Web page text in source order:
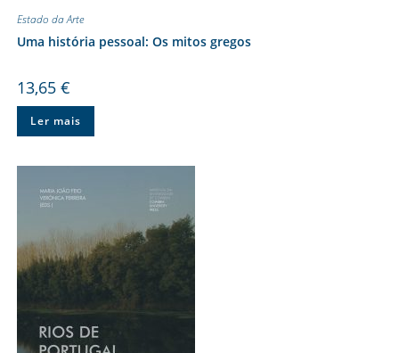
Estado da Arte
Uma história pessoal: Os mitos gregos
13,65 €
Ler mais